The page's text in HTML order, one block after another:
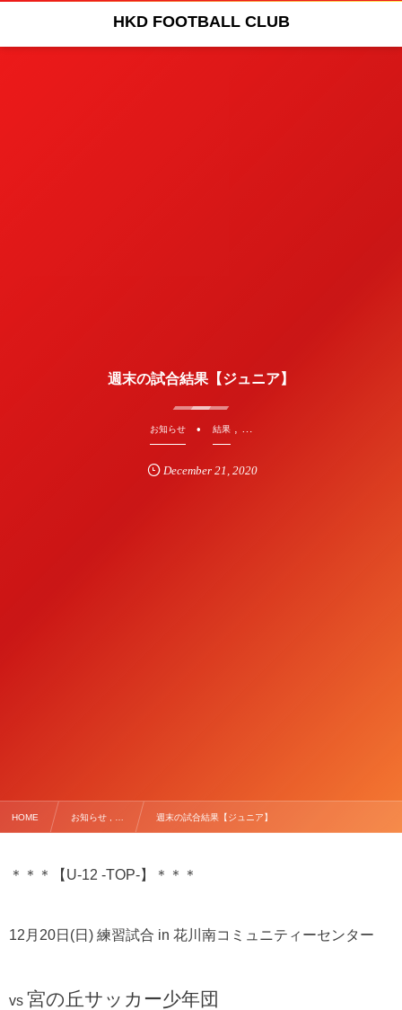
HKD FOOTBALL CLUB
週末の試合結果【ジュニア】
お知らせ 結果, …
December 21 ,2020
HOME お知らせ , … 週末の試合結果【ジュニア】
＊＊＊【U-12 -TOP-】＊＊＊
12月20日(日) 練習試合 in 花川南コミュニティーセンター
vs 宮の丘サッカー少年団